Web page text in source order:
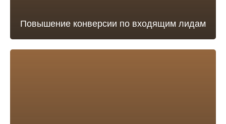
Повышение конверсии по входящим лидам